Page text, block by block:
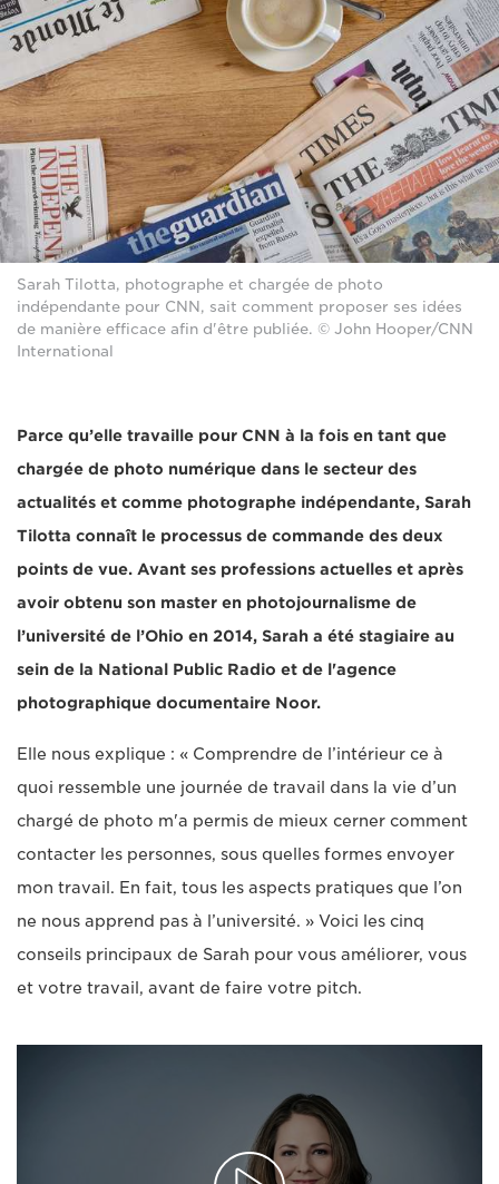
Sarah Tilotta, photographe et chargée de photo
indépendante pour CNN, sait comment proposer ses idées
de manière efficace afin d'être publiée. © John Hooper/CNN
International
Parce qu’elle travaille pour CNN à la fois en tant que
chargée de photo numérique dans le secteur des
actualités et comme photographe indépendante, Sarah
Tilotta connaît le processus de commande des deux
points de vue. Avant ses professions actuelles et après
avoir obtenu son master en photojournalisme de
l’université de l’Ohio en 2014, Sarah a été stagiaire au
sein de la National Public Radio et de l'agence
photographique documentaire Noor.
Elle nous explique : « Comprendre de l’intérieur ce à
quoi ressemble une journée de travail dans la vie d’un
chargé de photo m'a permis de mieux cerner comment
contacter les personnes, sous quelles formes envoyer
mon travail. En fait, tous les aspects pratiques que l’on
ne nous apprend pas à l’université. » Voici les cinq
conseils principaux de Sarah pour vous améliorer, vous
et votre travail, avant de faire votre pitch.